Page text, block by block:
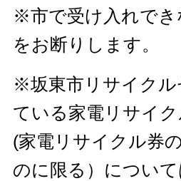
※市で受け入れでき
をお断りします。
※坂東市リサイクル
ている家電リサイ
(家電リサイクル券
のに限る）につい